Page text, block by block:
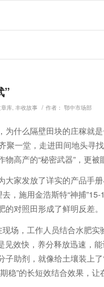
”
章库, 丰收故事 / 作者： 鄂中市场部
为什么隔壁田块的庄稼就
聚一堂，走进田间地头寻
高产的“秘密武器”，更被
大家发放了详实的产品手
，施用金浩斯特“神捕
对照田形成了鲜明反差。
现场，工作人员结合水肥
见效快，养分释放迅速，
子助剂，就像给土壤装上
稳”的长短效结合效果，让